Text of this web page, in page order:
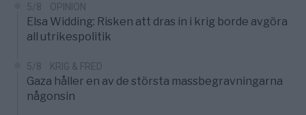
5/8 OPINION
Elsa Widding: Risken att dras in i krig borde avgöra
all utrikespolitik
5/8 KRIG & FRED
Gaza håller en av de största massbegravningarna
någonsin